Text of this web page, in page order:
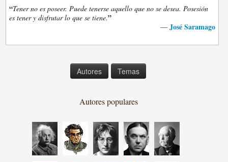
“Tener no es poseer. Puede tenerse aquello que no se desea. Posesión
es tener y disfrutar lo que se tiene.”
— José Saramago
Autores Temas
Autores populares